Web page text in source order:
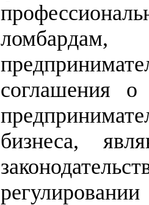
соглашения о
бизнеса,